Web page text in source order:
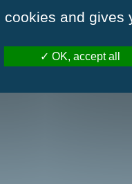
and gives
OK, accept all